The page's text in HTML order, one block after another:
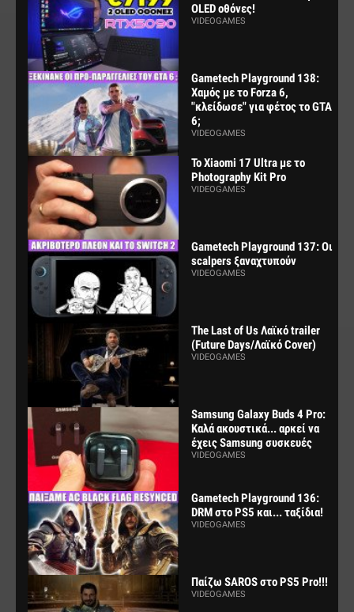
OLED οθόνες!
VIDEOGAMES
Gametech Playground 138:
Χαμός με το Forza 6,
"κλείδωσε" για φέτος το GTA
6;
VIDEOGAMES
Το Xiaomi 17 Ultra με το
Photography Kit Pro
VIDEOGAMES
Gametech Playground 137: Οι
scalpers ξαναχτυπούν
VIDEOGAMES
The Last of Us Λαϊκό trailer
(Future Days/Λαϊκό Cover)
VIDEOGAMES
Samsung Galaxy Buds 4 Pro:
Καλά ακουστικά... αρκεί να
έχεις Samsung συσκευές
VIDEOGAMES
Gametech Playground 136:
DRM στο PS5 και... ταξίδια!
VIDEOGAMES
Παίζω SAROS στο PS5 Pro!!!
VIDEOGAMES